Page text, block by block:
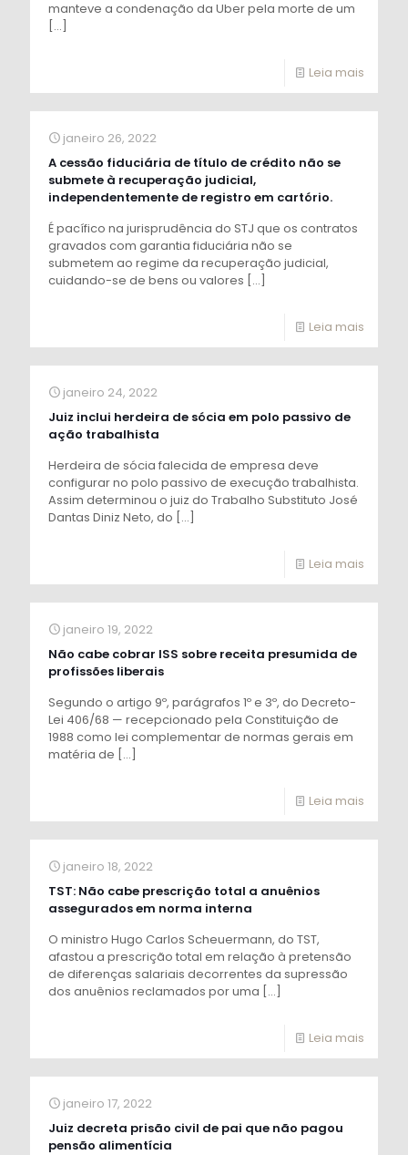
manteve a condenação da Uber pela morte de um
[…]
Leia mais
janeiro 26, 2022
A cessão fiduciária de título de crédito não se
submete à recuperação judicial,
independentemente de registro em cartório.
É pacífico na jurisprudência do STJ que os contratos
gravados com garantia fiduciária não se
submetem ao regime da recuperação judicial,
cuidando-se de bens ou valores […]
Leia mais
janeiro 24, 2022
Juiz inclui herdeira de sócia em polo passivo de
ação trabalhista
Herdeira de sócia falecida de empresa deve
configurar no polo passivo de execução trabalhista.
Assim determinou o juiz do Trabalho Substituto José
Dantas Diniz Neto, do […]
Leia mais
janeiro 19, 2022
Não cabe cobrar ISS sobre receita presumida de
profissões liberais
Segundo o artigo 9º, parágrafos 1º e 3º, do Decreto-
Lei 406/68 — recepcionado pela Constituição de
1988 como lei complementar de normas gerais em
matéria de […]
Leia mais
janeiro 18, 2022
TST: Não cabe prescrição total a anuênios
assegurados em norma interna
O ministro Hugo Carlos Scheuermann, do TST,
afastou a prescrição total em relação à pretensão
de diferenças salariais decorrentes da supressão
dos anuênios reclamados por uma […]
Leia mais
janeiro 17, 2022
Juiz decreta prisão civil de pai que não pagou
pensão alimentícia